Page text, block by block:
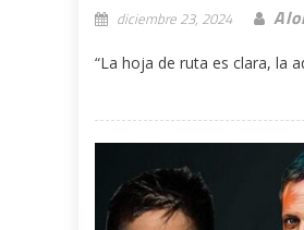
diciembre 23, 2024
“La hoja de ruta es clara, la